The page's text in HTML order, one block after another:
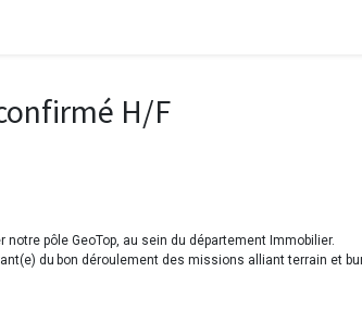
H/F
pôle GeoTop, au sein du département Immobilier.
du bon déroulement des missions alliant terrain et